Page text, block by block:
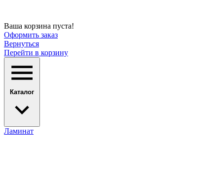
Ваша корзина пуста!
Оформить заказ
Вернуться
Перейти в корзину
Каталог
Ламинат